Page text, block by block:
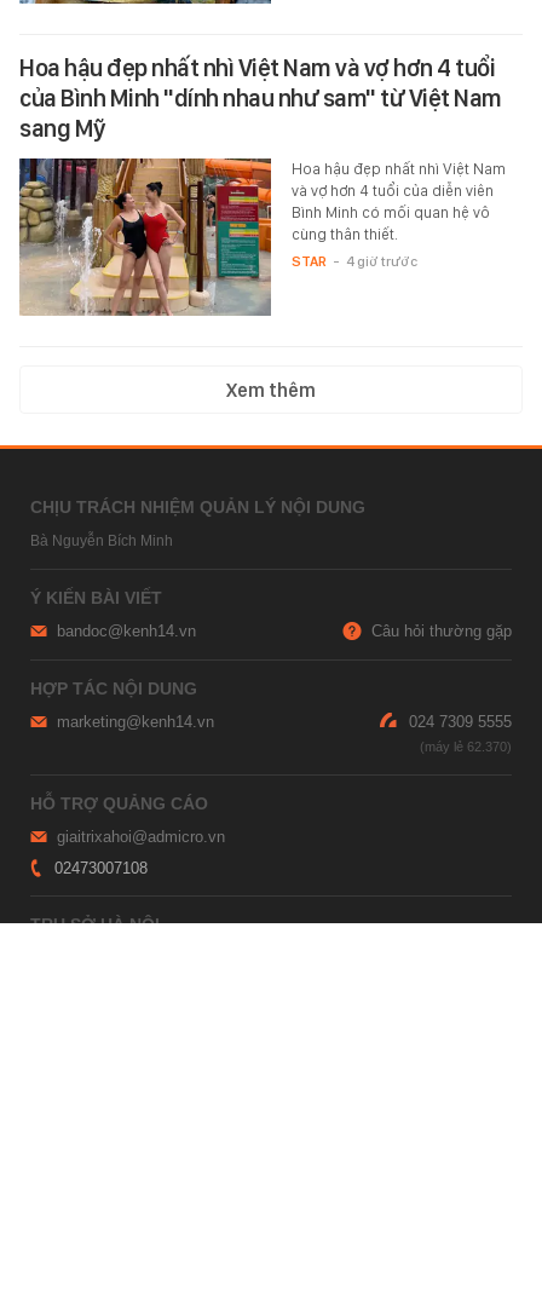
Hoa hậu đẹp nhất nhì Việt Nam và vợ hơn 4 tuổi
của Bình Minh "dính nhau như sam" từ Việt Nam
sang Mỹ
Hoa hậu đẹp nhất nhì Việt Nam
và vợ hơn 4 tuổi của diễn viên
Bình Minh có mối quan hệ vô
cùng thân thiết.
STAR - 4 giờ trước
Xem thêm
CHỊU TRÁCH NHIỆM QUẢN LÝ NỘI DUNG
Bà Nguyễn Bích Minh
Ý KIẾN BÀI VIẾT
bandoc@kenh14.vn Câu hỏi thường gặp
HỢP TÁC NỘI DUNG
marketing@kenh14.vn 024 7309 5555
HỖ TRỢ QUẢNG CÁO
giaitrixahoi@admicro.vn
02473007108
TRỤ SỞ HÀ NỘI